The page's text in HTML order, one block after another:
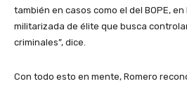
también en casos como el del BOPE,
militarizada de élite que busca
criminales”, dice.
Con todo esto en mente, Romero